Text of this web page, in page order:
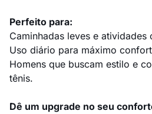
Perfeito para:
Caminhadas leves e atividades
Uso diário para máximo
Homens que buscam estilo e
tênis.
Dê um upgrade no seu